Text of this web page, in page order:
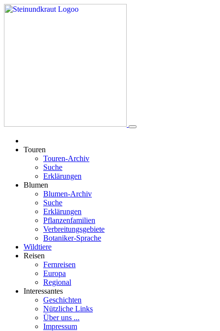
Touren
Touren-Archiv
Suche
Erklärungen
Blumen
Blumen-Archiv
Suche
Erklärungen
Pflanzenfamilien
Verbreitungsgebiete
Botaniker-Sprache
Wildtiere
Reisen
Fernreisen
Europa
Regional
Interessantes
Geschichten
Nützliche Links
Über uns ...
Impressum